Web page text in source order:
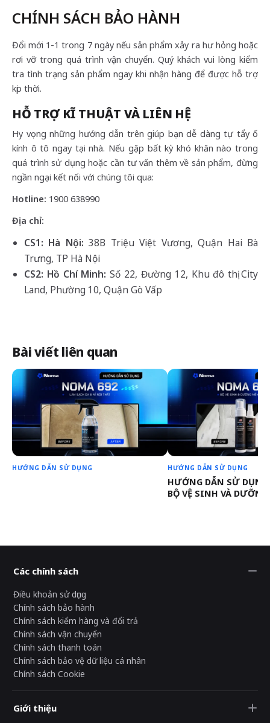
CHÍNH SÁCH BẢO HÀNH
Đổi mới 1-1 trong 7 ngày nếu sản phẩm xảy ra hư hỏng hoặc
rơi vỡ trong quá trình vận chuyển. Quý khách vui lòng kiểm
tra tình trạng sản phẩm ngay khi nhận hàng để được hỗ trợ
kịp thời.
HỖ TRỢ KĨ THUẬT VÀ LIÊN HỆ
Hy vọng những hướng dẫn trên giúp bạn dễ dàng tự tẩy ố
kính ô tô ngay tại nhà. Nếu gặp bất kỳ khó khăn nào trong
quá trình sử dụng hoặc cần tư vấn thêm về sản phẩm, đừng
ngần ngại kết nối với chúng tôi qua:
Hotline: 1900 638990
Địa chỉ:
CS1: Hà Nội: 38B Triệu Việt Vương, Quận Hai Bà
Trưng, TP Hà Nội
CS2: Hồ Chí Minh: Số 22, Đường 12, Khu đô thị City
Land, Phường 10, Quận Gò Vấp
Bài viết liên quan
HƯỚNG DẪN SỬ DỤNG HƯỚNG DẪN SỬ DỤNG
HƯỚNG DẪN SỬ
BỘ VỆ SINH VÀ DƯỠNG
Các chính sách
Điều khoản sử dụng
Chính sách bảo hành
Chính sách kiểm hàng và đổi trả
Chính sách vận chuyển
Chính sách thanh toán
Chính sách bảo vệ dữ liệu cá nhân
Chính sách Cookie
Giới thiệu